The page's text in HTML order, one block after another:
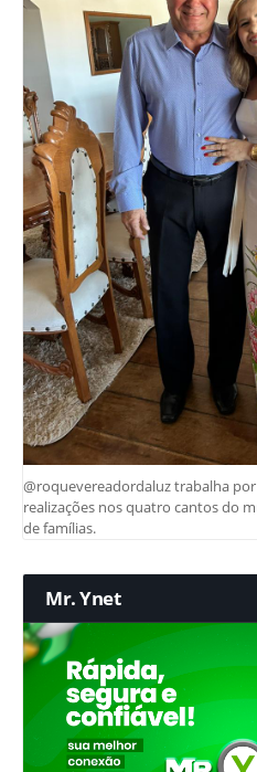
@roquevereadordaluz trabalha
realizações nos quatro cantos do
de famílias.
Mr. Ynet